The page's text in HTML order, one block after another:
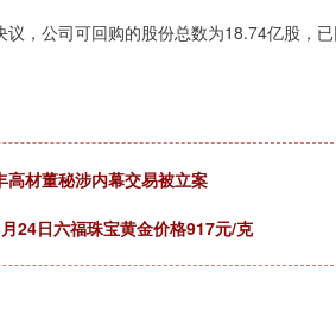
公司可回购的股份总数为18.74亿股，
高材董秘涉内幕交易被立案
24日六福珠宝黄金价格917元/克